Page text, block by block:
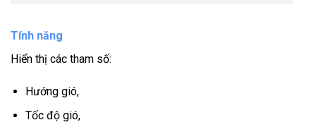
Tính năng
Hiển thị các tham số:
Hướng gió,
Tốc độ gió,